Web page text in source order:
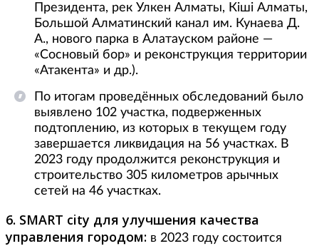
Президента, рек Улкен Алматы, Кіші Алматы,
Большой Алматинский канал им. Кунаева Д.
А., нового парка в Алатауском районе —
«Сосновый бор» и реконструкция территории
«Атакента» и др.).
По итогам проведённых обследований было
выявлено 102 участка, подверженных
подтоплению, из которых в текущем году
завершается ликвидация на 56 участках. В
2023 году продолжится реконструкция и
строительство 305 километров арычных
сетей на 46 участках.
6. SMART city для улучшения качества
управления городом: в 2023 году состоится